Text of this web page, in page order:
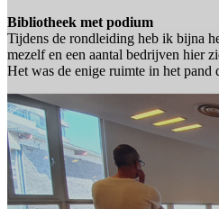
Bibliotheek met podium
Tijdens de rondleiding heb ik bijna
mezelf en een aantal bedrijven hier
Het was de enige ruimte in het